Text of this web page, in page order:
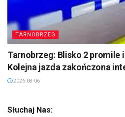
TARNOBRZEG
Tarnobrzeg: Blisko 2 promile
Kolejna jazda zakończona
2026-08-06
Słuchaj Nas: